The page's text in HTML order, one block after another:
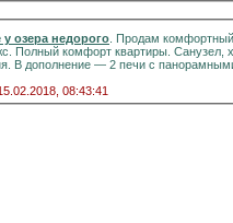
озера недорого . Продам комфортный
квартиры. Санузел, холодная и горячая вода,
08:43:41